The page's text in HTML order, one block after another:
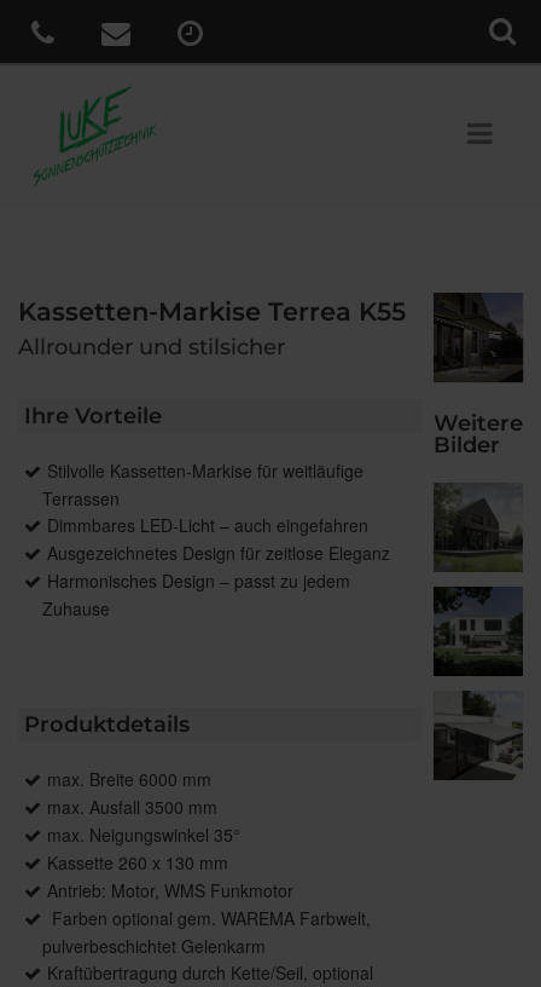
Kassetten-Markise Terrea K55
Allrounder und stilsicher
Ihre Vorteile
Stilvolle Kassetten-Markise für weitläufige
Terrassen
Dimmbares LED-Licht – auch eingefahren
Ausgezeichnetes Design für zeitlose Eleganz
Harmonisches Design – passt zu jedem
Zuhause
Produktdetails
max. Breite 6000 mm
max. Ausfall 3500 mm
max. Neigungswinkel 35°
Kassette 260 x 130 mm
Antrieb: Motor, WMS Funkmotor
Farben optional gem. WAREMA Farbwelt,
pulverbeschichtet Gelenkarm
Kraftübertragung durch Kette/Seil, optional
Weitere
Bilder